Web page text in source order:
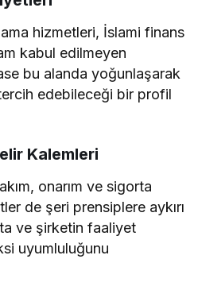
hizmetleri, İslami finans
kabul edilmeyen
bu alanda yoğunlaşarak
tercih edebileceği bir profil
Kalemleri
onarım ve sigorta
de şeri prensiplere aykırı
ve şirketin faaliyet
uyumluluğunu